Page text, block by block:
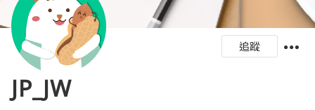
追蹤
JP_JW